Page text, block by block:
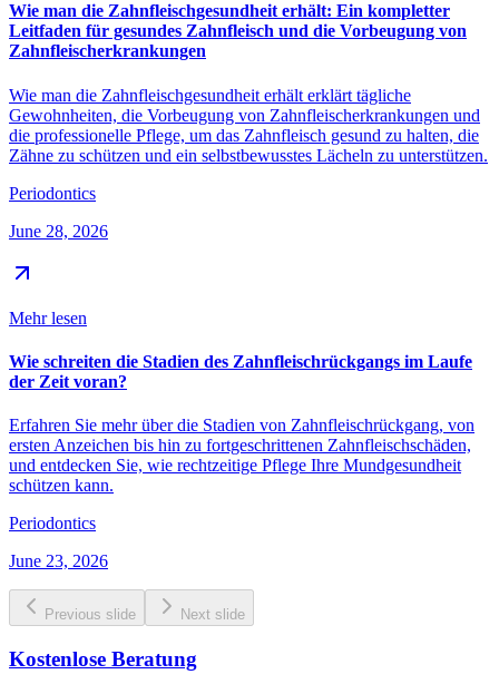
Wie man die Zahnfleischgesundheit erhält: Ein kompletter
Leitfaden für gesundes Zahnfleisch und die Vorbeugung von
Zahnfleischerkrankungen
Wie man die Zahnfleischgesundheit erhält erklärt tägliche
Gewohnheiten, die Vorbeugung von Zahnfleischerkrankungen und
die professionelle Pflege, um das Zahnfleisch gesund zu halten, die
Zähne zu schützen und ein selbstbewusstes Lächeln zu unterstützen.
Periodontics
June 28, 2026
Mehr lesen
Wie schreiten die Stadien des Zahnfleischrückgangs im Laufe
der Zeit voran?
Erfahren Sie mehr über die Stadien von Zahnfleischrückgang, von
ersten Anzeichen bis hin zu fortgeschrittenen Zahnfleischschäden,
und entdecken Sie, wie rechtzeitige Pflege Ihre Mundgesundheit
schützen kann.
Periodontics
June 23, 2026
Previous slide Next slide
Kostenlose Beratung